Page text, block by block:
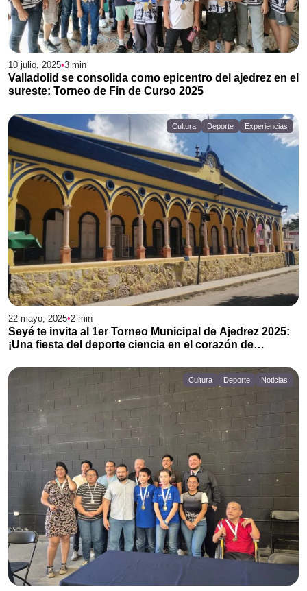
10 julio, 2025•3 min
Valladolid se consolida como epicentro del ajedrez en el
sureste: Torneo de Fin de Curso 2025
Cultura Deporte Experiencias
22 mayo, 2025•2 min
Seyé te invita al 1er Torneo Municipal de Ajedrez 2025:
¡Una fiesta del deporte ciencia en el corazón de
Cultura Deporte Noticias